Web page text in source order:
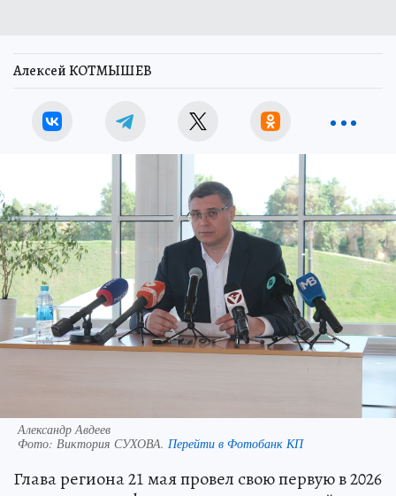
Алексей КОТМЫШЕВ
Александр Авдеев
Фото: Виктория СУХОВА. Перейти в Фотобанк КП
Глава региона 21 мая провел свою первую в 2026